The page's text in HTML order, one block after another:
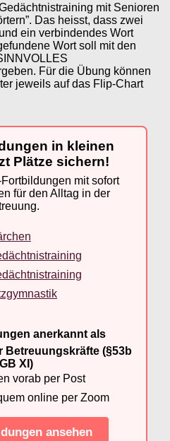
mit Senioren
Das heisst, dass zwei
ein verbindendes Wort
Wort soll mit den
Für die Übung können
jeweils auf das Flip-Chart
in kleinen
Plätze sichern!
mit sofort
für den Alltag in der
anerkannt als
Betreuungskräfte (§53b
XI)
vorab per Post
online per Zoom
ansehen